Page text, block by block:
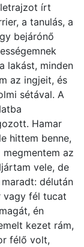
írt
a tanulás, a
bejárónő
lakást, minden
az ingjeit, és
sétával. A
Hamar
hittem benne,
az
vele, de
délután
vagy fél tucat
én
kezet rám,
félő volt,